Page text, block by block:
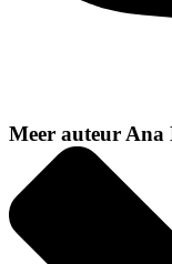
Meer auteur Ana